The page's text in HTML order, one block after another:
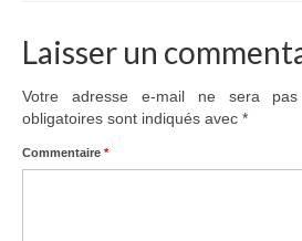
Inauguration du parc
Exploitation
Laisser un
Votre adresse e-mail ne sera pas
obligatoires sont indiqués avec *
Commentaire *